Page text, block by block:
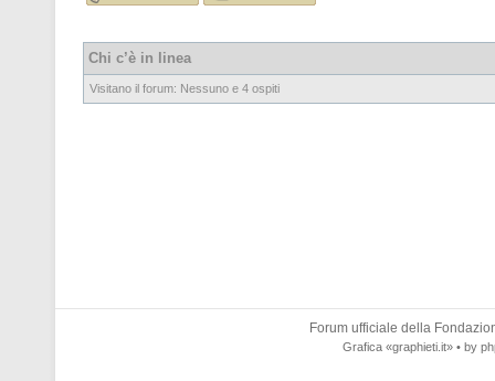
Chi c’è in linea
Visitano il forum: Nessuno e 4 ospiti
Forum ufficiale della
Grafica «graphieti.it» • by